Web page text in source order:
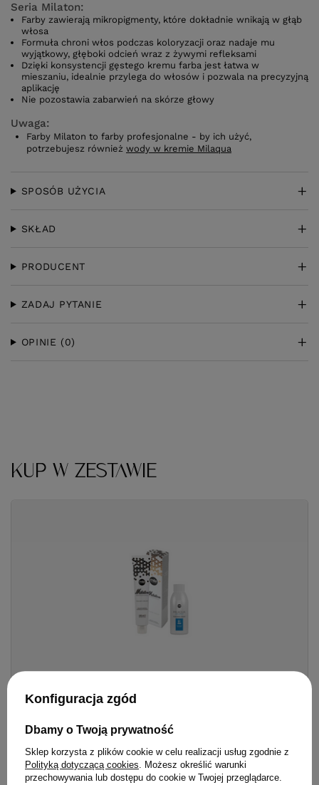
Seria Milaton:
Farby zawierają mikropigmenty, które dokładnie wnikają w głąb
włosa
Formuła chroni włos podczas koloryzacji oraz nadaje mu
wyjątkowy, głęboki odcień wraz z żywymi refleksami
Dzięki konsystencji gęstego kremu farba jest łatwa w
mieszaniu, idealnie przylega do włosów i pozwala na precyzyjną
aplikację
Nie pozostawia zabarwień na skórze głowy
Uwaga:
Farby Milaton to farby profesjonalne - by ich użyć,
potrzebujesz również wody w kremie Milaqua
SPOSÓB UŻYCIA
SKŁAD
PRODUCENT
ZADAJ PYTANIE
OPINIE (0)
KUP W ZESTAWIE
Zestaw Farba Mila Milaton 100 ml + Utleniacz Milaqua 125
52,80 zł
38.90pkt.
Konfiguracja zgód
Dbamy o Twoją prywatność
Sklep korzysta z plików cookie w celu realizacji usług zgodnie z
Polityką dotyczącą cookies. Możesz określić warunki
przechowywania lub dostępu do cookie w Twojej przeglądarce.